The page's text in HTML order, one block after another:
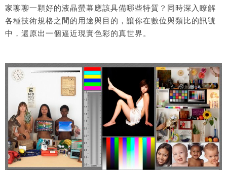
家聊聊一顆好的液晶螢幕應該具備哪些特質？同時深入瞭解
各種技術規格之間的用途與目的，讓你在數位與類比的訊號
中，還原出一個逼近現實色彩的真世界。